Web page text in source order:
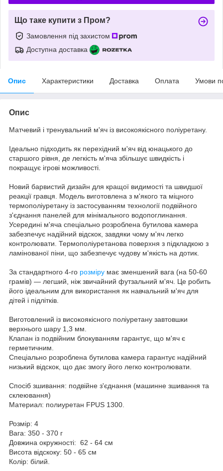
Що таке купити з Пром?
Замовлення під захистом
Доступна доставка
Опис Характеристики Доставка Оплата Умови
Опис
Матчевий і тренувальний м'яч із високоякісного поліуретану.
Ідеально підходить як перехідний м'яч від юнацького до
старшого рівня, де легкість м'яча збільшує швидкість і
покращує ігрові можливості.
Новий барвистий дизайн для кращої видимості та швидшої
реакції гравця. Модель виготовлена з м'якого та міцного
термополіуретану із застосуванням технології подвійного
з'єднання панелей для мінімального водопоглинання.
Усередині м'яча спеціально розроблена бутилова камера
забезпечує надійний відскок, завдяки чому м'яч легко
контролювати. Термополіуретанова поверхня з підкладкою з
ламінованої піни, що забезпечує чудову м'якість на дотик.
За стандартного 4-го розміру має зменшений вага (на 50-60
грамів) — легший, ніж звичайний футзальний м'яч. Це робить
його ідеальним для використання як навчальний м'яч для
дітей і підлітків.
Виготовлений із високоякісного поліуретану завтовшки
верхнього шару 1,3 мм.
Клапан із подвійним блокуванням гарантує, що м'яч є
герметичним.
Спеціально розроблена бутилова камера гарантує надійний
низький відскок, що дає змогу його легко контролювати.
Спосіб зшивання: подвійне з'єднання (машинне зшивання та
склеювання)
Материал: полиуретан FPUS 1300.
Розмір: 4
Вага: 350 - 370 г
Довжина окружності: 62 - 64 см
Висота відскоку: 50 - 65 см
Колір: білий.